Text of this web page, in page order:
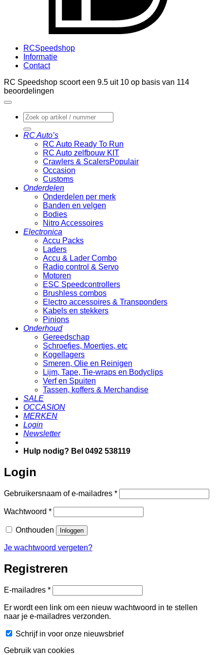
RCSpeedshop
Informatie
Contact
RC Speedshop scoort een 9.5 uit 10 op basis van 114
beoordelingen
Zoeken
naar:
RC Auto’s
RC Auto Ready To Run
RC Auto zelfbouw KIT
Crawlers & Scalers
Occasion
Customs
Onderdelen
Onderdelen per merk
Banden en velgen
Bodies
Nitro Accessoires
Electronica
Accu Packs
Laders
Accu & Lader Combo
Radio control & Servo
Motoren
ESC Speedcontrollers
Brushless combos
Electro accessoires & Transponders
Kabels en stekkers
Pinions
Onderhoud
Gereedschap
Schroefjes, Moertjes, etc
Kogellagers
Smeren, Olie en Reinigen
Lijm, Tape, Tie-wraps en Bodyclips
Verf en Spuiten
Tassen, koffers & Merchandise
SALE
OCCASION
MERKEN
Login
Newsletter
Hulp nodig? Bel 0492 538119
Login
Gebruikersnaam of e-mailadres *Vereist
Wachtwoord *Vereist
Onthouden Inloggen
Je wachtwoord vergeten?
Registreren
E-mailadres *Vereist
Er wordt een link om een nieuw wachtwoord in te stellen
naar je e-mailadres verzonden.
Schrijf in voor onze nieuwsbrief
Gebruik van cookies